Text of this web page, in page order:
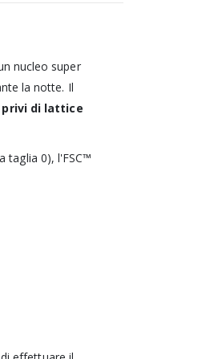
nucleo super
la notte. Il
privi di lattice
taglia 0), l'FSC™